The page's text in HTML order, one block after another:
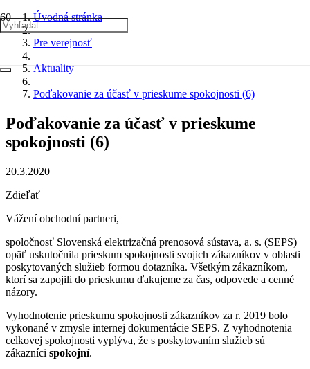
Úvodná stránka
Pre verejnosť
Aktuality
Poďakovanie za účasť v prieskume spokojnosti (6)
Poďakovanie za účasť v prieskume
spokojnosti (6)
20.3.2020
Zdieľať
Vážení obchodní partneri,
spoločnosť Slovenská elektrizačná prenosová sústava, a. s. (SEPS)
opäť uskutočnila prieskum spokojnosti svojich zákazníkov v oblasti
poskytovaných služieb formou dotazníka. Všetkým zákazníkom,
ktorí sa zapojili do prieskumu ďakujeme za čas, odpovede a cenné
názory.
Vyhodnotenie prieskumu spokojnosti zákazníkov za r. 2019 bolo
vykonané v zmysle internej dokumentácie SEPS. Z vyhodnotenia
celkovej spokojnosti vyplýva, že s poskytovaním služieb sú
zákazníci spokojní.